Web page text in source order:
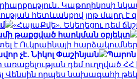
Կաթողիկոսի
հետևանքով յոթ մարդ է
«ՀայաՔվե». Եկեղեցու դեմ
թաքցված հարկման օբյեկտ
է Ուկրաինայի
չէ․ Նիկոլ Փաշինյան
Պարոն
դեմ ուղղված ՀՀ
որպես նախագահի